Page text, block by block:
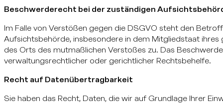
Beschwerderecht bei der zuständigen
Im Falle von Verstößen gegen die DSGVO steht den
Aufsichtsbehörde, insbesondere in dem Mitgliedstaat
des Orts des mutmaßlichen Verstoßes zu. Das
verwaltungsrechtlicher oder gerichtlicher Rechtsbehelfe.
Recht auf Datenübertragbarkeit
Sie haben das Recht, Daten, die wir auf Grundlage Ihrer